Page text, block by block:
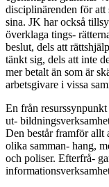
disciplinärenden för
sina. JK har också
överklaga tings-
beslut, dels att
tänkt sig, dels att inte
mer betalt än som är
arbetsgivare i vissa
En från
ut-
Den består framför allt
olika samman- hang,
och poliser. Efterfrå-